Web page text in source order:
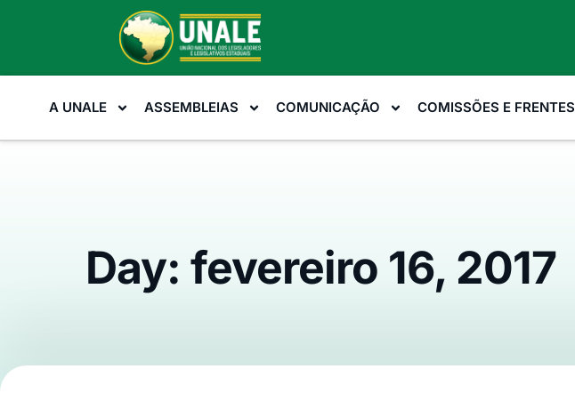
A UNALE ASSEMBLEIAS COMUNICAÇÃO COMISSÕES E FRENTES
Day: fevereiro 16, 2017